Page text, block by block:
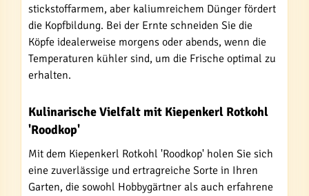
stickstoffarmem, aber kaliumreichem Dünger fördert
die Kopfbildung. Bei der Ernte schneiden Sie die
Köpfe idealerweise morgens oder abends, wenn die
Temperaturen kühler sind, um die Frische optimal zu
erhalten.
Kulinarische Vielfalt mit Kiepenkerl Rotkohl
'Roodkop'
Mit dem Kiepenkerl Rotkohl 'Roodkop' holen Sie sich
eine zuverlässige und ertragreiche Sorte in Ihren
Garten, die sowohl Hobbygärtner als auch erfahrene